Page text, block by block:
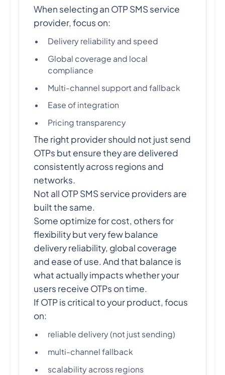
When selecting an OTP SMS service
provider, focus on:
Delivery reliability and speed
Global coverage and local
compliance
Multi-channel support and fallback
Ease of integration
Pricing transparency
The right provider should not just send
OTPs but ensure they are delivered
consistently across regions and
networks.
Not all OTP SMS service providers are
built the same.
Some optimize for cost, others for
flexibility but very few balance
delivery reliability, global coverage
and ease of use. And that balance is
what actually impacts whether your
users receive OTPs on time.
If OTP is critical to your product, focus
on:
reliable delivery (not just sending)
multi-channel fallback
scalability across regions